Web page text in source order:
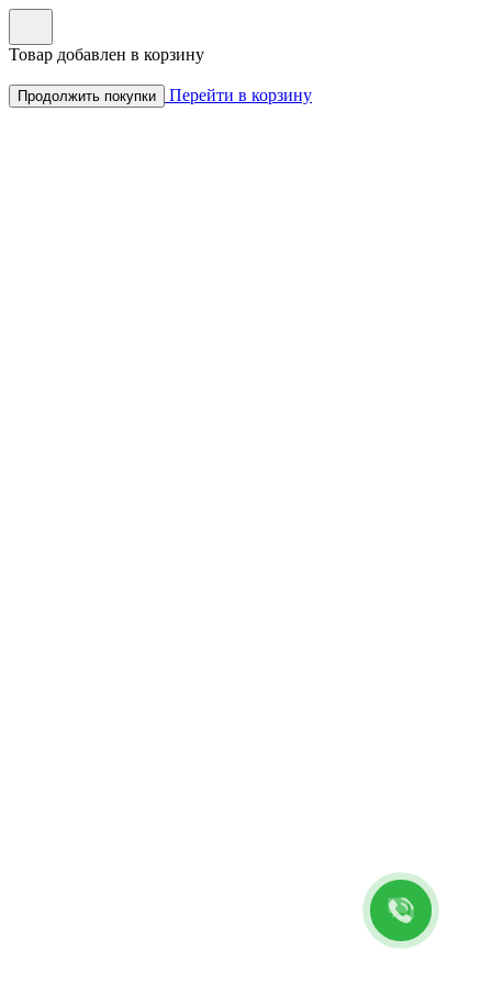
Товар добавлен в корзину
Продолжить покупки Перейти в корзину